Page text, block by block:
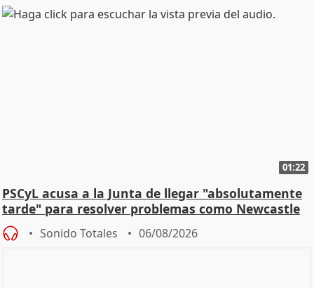
01:22
PSCyL acusa a la Junta de llegar "absolutamente
tarde" para resolver problemas como Newcastle
Sonido Totales 06/08/2026